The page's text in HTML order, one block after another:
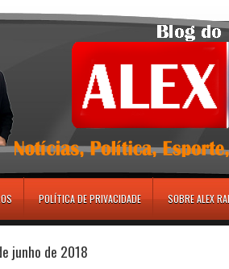
POLÍTICA DE PRIVACIDADE SOBRE ALEX
junho de 2018